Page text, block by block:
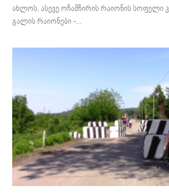
ახლოს, ასევე ოჩამჩირის რაიონის სოფელი
გალის რაიონები -...